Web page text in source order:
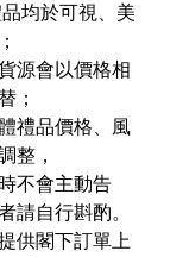
品均於可視、美
源會以價格相
；
禮品價格、風
整，
不會主動告
請自行斟酌。
供閣下訂單上